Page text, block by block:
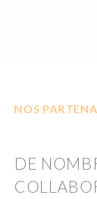
NOS
DE